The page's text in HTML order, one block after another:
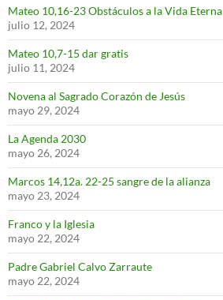
Mateo 10,16-23 Obstáculos a la Vida Eterna
julio 12, 2024
Mateo 10,7-15 dar gratis
julio 11, 2024
Novena al Sagrado Corazón de Jesús
mayo 29, 2024
La Agenda 2030
mayo 26, 2024
Marcos 14,12a. 22-25 sangre de la alianza
mayo 23, 2024
Franco y la Iglesia
mayo 22, 2024
Padre Gabriel Calvo Zarraute
mayo 22, 2024